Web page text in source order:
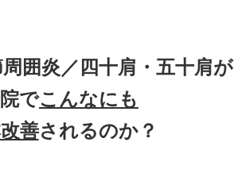
囲炎／四十肩・五十肩が
でこんなにも
善されるのか？